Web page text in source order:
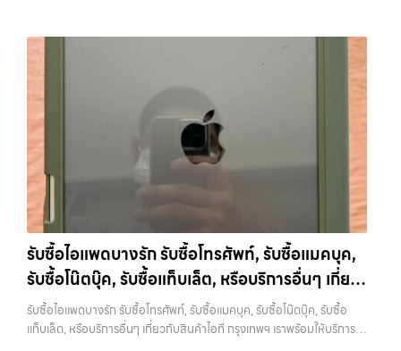
รวดเร็วที่สุด ที่ “รับซื้อขายมือถือ.com” เราเข้าใจดีว่าอุปกรณ์แต่ละชิ้นไม่ใช่
ต้องการเงินด่วน เราจึงมอบบริการประเมินสภาพเครื่อง ฟรี ปราบปราม
ความยุ่งยากทั้งหลาย โดยเน้น โปร่งใส มั่นใจได้ และจ่ายเงินทันทีเมื่อตกลง
ซื้อขายสำเร็จ บริการของเราครอบคลุมทั้ง iPhone สายใหม่-เก่า,
Samsung ทุกรุ่น, iPad และแท็บเล็ตทุกแบรนด์ เรารับถึงแม้จะอยู่ในสภาพ
ใช้งานแล้ว ตกแต่งแล้ว หรือมีรอยบ้าง เพราะมูลค่าของเครื่องไม่ได้ขึ้นอยู่แค่
ยี่ห้อ แต่ขึ้นอยู่กับสภาพจริง ความครบชุด และความสะดวกในการขายของ
คุณ เราจึงตั้งใจให้บริการในเขต ลาดพร้าว, รัชดา, บางรัก, แจ้งวัฒนะ,
บางแค, วัชรพล, รามอินทรา, บางนา, บางพลี, เกษตรนวมินทร์, เสนานิคม,
วังหิน อย่างเต็มที่ ไม่ว่าคุณจะค้นหาคำว่า “รับซื้อมือถือใกล้ฉัน”, “รับซื้อ
โทรศัพท์มือสองกรุงเทพ”, “ขาย iPad ได้ราคา”, “รับซื้อแท็บเล็ต กรุงเทพ
ถึงที่”, หรือ “รับซื้อ Samsung มือสอง ราคาสูง” — ที่นี่คือคำตอบ เพราะ
บริการของเรามุ่งตรงให้คุณได้รับราคาและความสะดวกสบายที่เหนือกว่า
เลือกเราแล้วคุณจะได้บริการที่คุณไว้วางใจ พร้อมทีมงานที่พร้อมอำนวย
ความสะดวก นัดรับถึงที่ ตรวจสภาพอย่างมืออาชีพ และจ่ายเงินทันที
ทั้งหมดนี้เพื่อให้การขายอุปกรณ์ของคุณเป็นเรื่องง่ายขึ้น ดีกว่า รวดเร็วกว่า
ดา บางรัก แจ้งวัฒนะ บางแค วัชรพล รามอินทรา รับซื้อไอโฟนแจ้งวัฒนะ —
มือถือ หรือ รับซื้อแท็บเล็ต บริการครอบคลุมทั่วกรุงเทพ และพื้นที่ใกล้เคียง
รับซื้อไอโฟนแจ้งวัฒนะ เรามีบริการ รับซื้อแมคบุค,รับซื้อโน๊ตบุ๊ค,รับซื้อไอ
โฟน, รับซื้อไอแพด, รับซื้อมือถือ หรือ รับซื้อแท็บเล็ต บริการครอบคลุมทั่ว
กรุงเทพ… รับซื้อไอโฟนแจ้งวัฒนะ รับซื้อ iPad และแท็บเล็ตทุกแบรนด์ ทุก
สภาพ — ขอขายง่าย ได้เงินเร็ว ประสบการณ์เหนือระดับกับการ รับซื้อไอ
โฟน, รับซื้อไอแพด, รับซื้อมือถือ ยินดีต้อนรับสู่ “รับซื้อขายมือถือ.com”
เว็บไซต์ที่คุณไว้วางใจได้ สำหรับบริการ รับซื้อ มือถือ iPhone, Samsung,
iPad, แท็บเล็ต ทุกยี่ห้อ ให้ราคาสูง พร้อมจ่ายเงินทันที ครอบคลุมพื้นที่
ลาดพร้าว, รัชดา, บางรัก, แจ้งวัฒนะ, บางแค, วัชรพล, รามอินทรา และเขต
กรุงเทพฯ ใกล้ “ใกล้ ฉัน” ที่สุด ในยุคที่สมาร์ทโฟน แท็บเล็ต และอุปกรณ์ไอที
ใหม่ๆ เปลี่ยนรุ่นกันแทบทุกช่วงเวลา อุปกรณ์ที่คุณใช้แล้วอาจกลายเป็นของ
ที่ไม่ได้ใช้งานอยู่เฉยๆ เว็บไซต์ของเราจึงเกิดขึ้นเพื่อเป็นทางเลือกให้คุณ
ซื้อไอโฟน, รับซื้อไอแพด, รับซื้อมือถือ, รับซื้อโทรศัพท์, รับซื้อโน๊ตบุ๊ค, รับซื้อ
แท็บเล็ต, รับซื้อสินค้าไอทีกรุงเทพมหานคร อย่างครบวงจร ไม่ว่าคุณจะอยู่
รับซื้อไอแพดบางรัก รับซื้อโทรศัพท์, รับซื้อแมคบุค,
รับซื้อโน๊ตบุ๊ค, รับซื้อแท็บเล็ต, หรือบริการอื่นๆ เกี่ยว
กับสินค้าไอที กรุงเทพฯ เราพร้อมให้บริการครบวงจร
รับซื้อไอแพดบางรัก รับซื้อโทรศัพท์, รับซื้อแมคบุค, รับซื้อโน๊ตบุ๊ค, รับซื้อ
แท็บเล็ต, หรือบริการอื่นๆ เกี่ยวกับสินค้าไอที กรุงเทพฯ เราพร้อมให้บริการ